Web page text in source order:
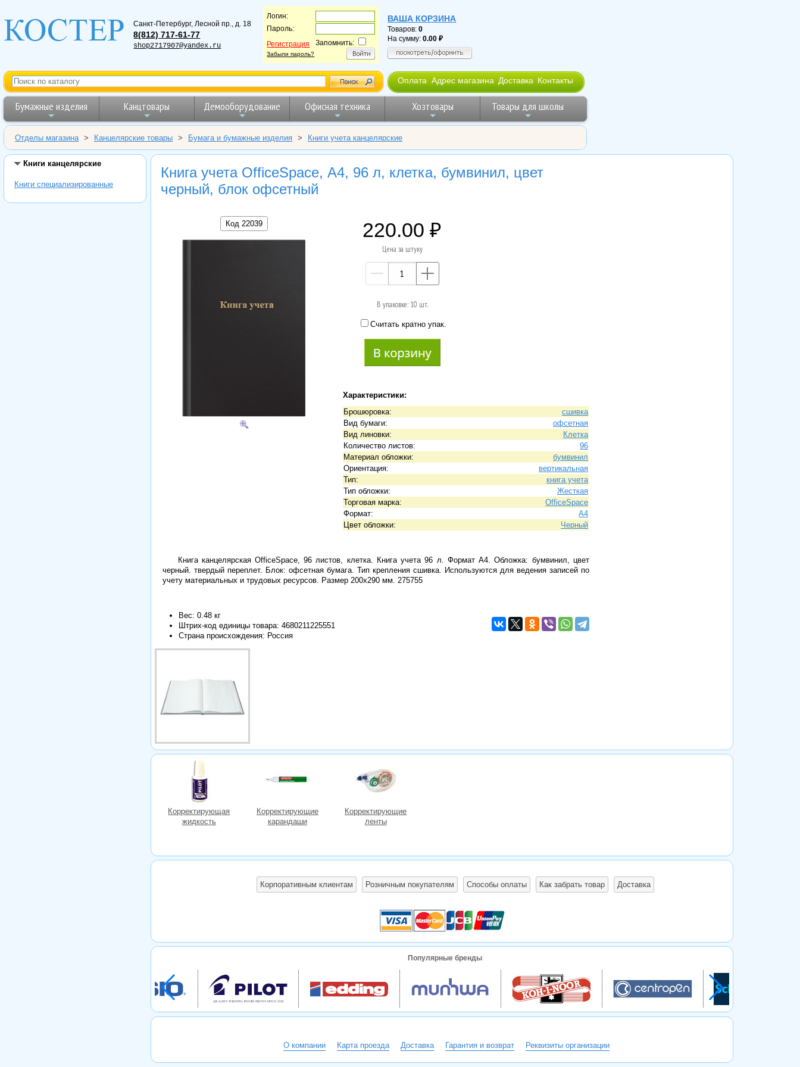
Санкт-Петербург, Лесной пр., д. 18
8(812) 717-61-77
shop2717907@yandex.ru
Логин:
Пароль:
Регистрация
Забыли пароль?
Запомнить:
ВАША КОРЗИНА
Товаров:0
На сумму:0.00
Оплата Адрес магазина Доставка Контакты
Бумажные изделия Канцтовары Демооборудование Офисная техника Хозтовары Товары для школы
Отделы магазина > Канцелярские товары > Бумага и бумажные изделия > Книги учета канцелярские
Книги канцелярские
Книги специализированные
Книга учета OfficeSpace, А4, 96 л, клетка, бумвинил, цвет
черный, блок офсетный
Код 22039 220.00
Цена за штуку
—
В упаковке: 10 шт.
Считать кратно упак.
Характеристики:
Брошюровка:
сшивка
Вид бумаги:
офсетная
Вид линовки:
Клетка
Количество листов:
96
Материал обложки:
бумвинил
Ориентация:
вертикальная
Тип:
книга учета
Тип обложки:
Жесткая
Торговая марка:
OfficeSpace
Формат:
A4
Цвет обложки:
Черный
Книга канцелярская OfficeSpace, 96 листов, клетка. Книга учета 96 л. Формат А4. Обложка: бумвинил, цвет
черный. твердый переплет. Блок: офсетная бумага. Тип крепления сшивка. Используются для ведения записей по
учету материальных и трудовых ресурсов. Размер 200х290 мм. 275755
Вес: 0.48 кг
Штрих-код единицы товара:4680211225551
Страна происхождения: Россия
Корректирующая
жидкость
Корректирующие
карандаши
Корректирующие
ленты
Корпоративным клиентам Розничным покупателям Способы оплаты Как забрать товар Доставка
Популярные бренды
О компании Карта проезда Доставка Гарантия и возврат Реквизиты организации